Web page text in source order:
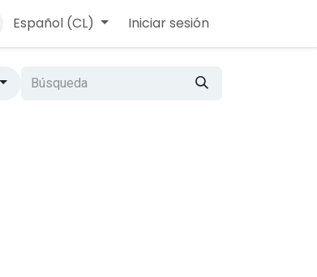
Español (CL) Iniciar sesión